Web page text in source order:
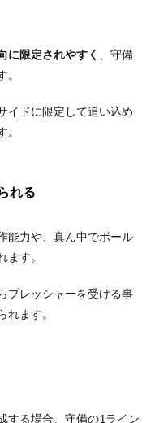
に限定されやすく
、守備
イドに限定して追い込め
れる
能力や、真ん中でボール
す。
プレッシャーを受ける事
ます。
する場合、守備の1ライン